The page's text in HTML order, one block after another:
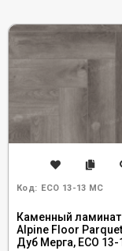
Код: ECO 13-13 MC
Каменный ламинат
Alpine Floor
Дуб Мерга, ЕСО 13-